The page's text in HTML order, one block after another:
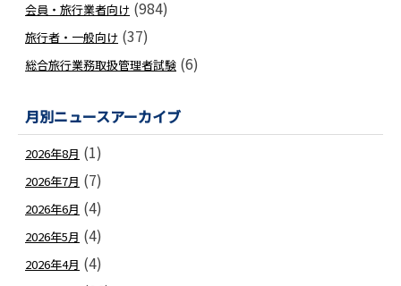
会員・旅行業者向け (984)
旅行者・一般向け (37)
総合旅行業務取扱管理者試験 (6)
月別ニュースアーカイブ
2026年8月 (1)
2026年7月 (7)
2026年6月 (4)
2026年5月 (4)
2026年4月 (4)